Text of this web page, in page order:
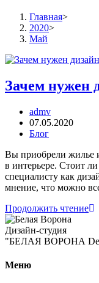
Главная>
2020>
Май
Зачем нужен
admv
07.05.2020
Блог
Вы приобрели жилье
в интерьере. Стоит
специалисту как
мнение, что можно
Продолжить чтение
Дизайн-студия
"БЕЛАЯ ВОРОНА
Меню